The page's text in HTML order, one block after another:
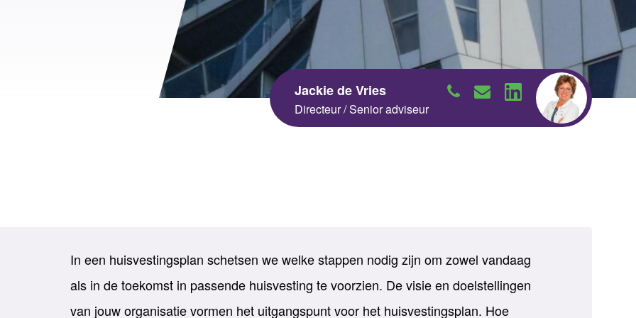
Neem contact op
Neem contact op
Jackie de Vries
Directeur / Senior adviseur
In een huisvestingsplan schetsen we welke stappen nodig zijn om zowel vandaag
als in de toekomst in passende huisvesting te voorzien. De visie en doelstellingen
van jouw organisatie vormen het uitgangspunt voor het huisvestingsplan. Hoe